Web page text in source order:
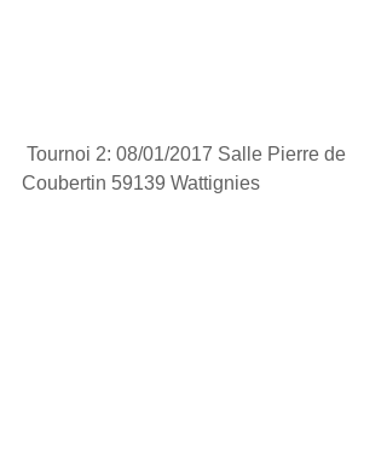
Coubertin 59139 Wattignies